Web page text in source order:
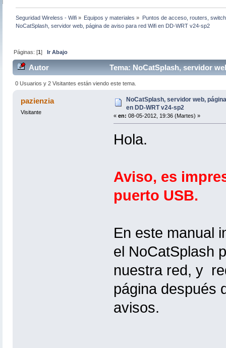
Seguridad Wireless - Wifi » Equipos y materiales » Puntos de acceso, routers,
NoCatSplash, servidor web, página de aviso para red Wifi en DD-WRT v24-sp2
Páginas: [1]Ir Abajo
Autor
Tema: NoCatSplash, servidor
veces)
0 Usuarios y 2 Visitantes están viendo este tema.
pazienzia
Visitante
NoCatSplash, servidor web,
en DD-WRT v24-sp2
« en: 08-05-2012, 19:36 (Martes) »
Hola.
Aviso, es
puerto USB.
En este manual
el NoCatSplash
nuestra red, y
página después
avisos.